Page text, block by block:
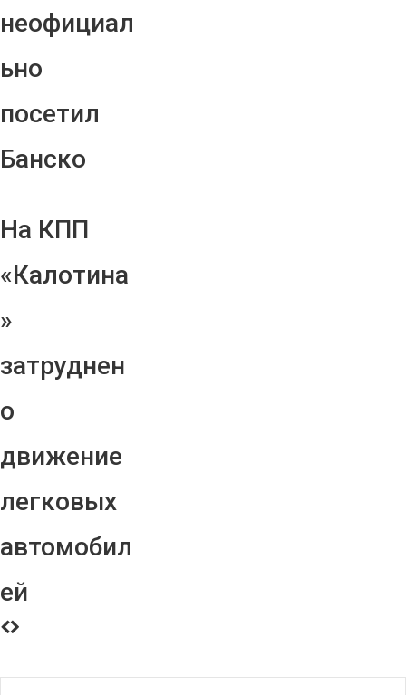
неофициал
ьно
посетил
Банско
На КПП
«Калотина
»
затруднен
о
движение
легковых
автомобил
ей